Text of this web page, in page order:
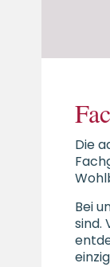
Die
Bei
sind.